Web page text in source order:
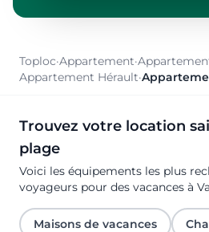
Toploc·Appartement·
Appartement Hérault·
Trouvez votre location
plage
Voici les équipements les plus
voyageurs pour des vacances à
Maisons de vacances